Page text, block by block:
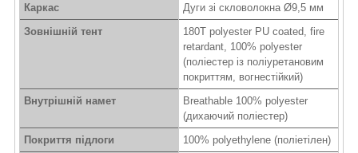
Каркас
Дуги зі скловолокна Ø9,5 мм
Зовнішній тент
180T polyester PU coated, fire
retardant, 100% polyester
(поліестер із поліуретановим
покриттям, вогнестійкий)
Внутрішній намет
Breathable 100% polyester
(дихаючий поліестер)
Покриття підлоги
100% polyethylene (поліетілен)